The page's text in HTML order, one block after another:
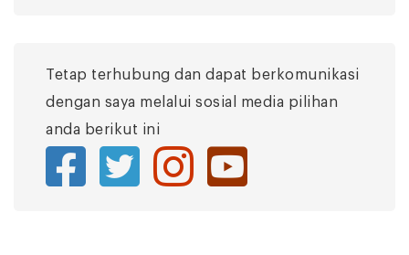
Tetap terhubung dan dapat berkomunikasi
dengan saya melalui sosial media pilihan
anda berikut ini